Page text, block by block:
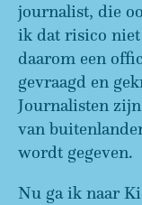
journalist, die
ik dat risico niet
daarom een
gevraagd en
Journalisten
van
wordt gegeven.
Nu ga ik naar